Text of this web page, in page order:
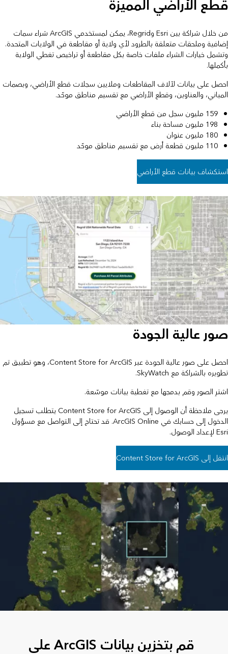
قطع الأراضي المميزة
من خلال شراكة بين Esri وRegrid، يمكن لمستخدمي ArcGIS شراء سمات
إضافية وملحقات متعلقة بالطرود لأي ولاية أو مقاطعة في الولايات المتحدة.
وتشمل خيارات الشراء ملفات خاصة بكل مقاطعة أو تراخيص تغطي الولاية
بأكملها.
احصل على بيانات لآلاف المقاطعات وملايين سجلات قطع الأراضي، وبصمات
المباني، والعناوين، وقطع الأراضي مع تقسيم مناطق موحّد.
159 مليون سجل من قطع الأراضي
198 مليون مساحة بناء
180 مليون عنوان
110 مليون قطعة أرض مع تقسيم مناطق موحّد
استكشاف بيانات قطع الأراضي
صور عالية الجودة
احصل على صور عالية الجودة عبر Content Store for ArcGIS، وهو تطبيق تم
تطويره بالشراكة مع SkyWatch.
اشترِ الصور وقم بدمجها مع تغطية بيانات موسّعة.
يرجى ملاحظة أن الوصول إلى Content Store for ArcGIS يتطلب تسجيل
الدخول إلى حسابك في ArcGIS Online. قد تحتاج إلى التواصل مع مسؤول
Esri لإعداد الوصول.
انتقل إلى Content Store for ArcGIS
قم بتخزين بيانات ArcGIS على